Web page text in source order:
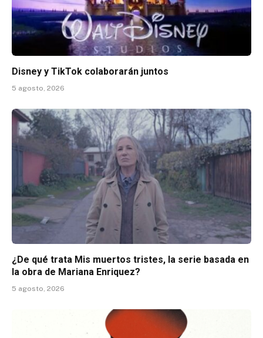
Disney y TikTok colaborarán juntos
5 agosto, 2026
¿De qué trata Mis muertos tristes, la serie basada en
la obra de Mariana Enriquez?
5 agosto, 2026